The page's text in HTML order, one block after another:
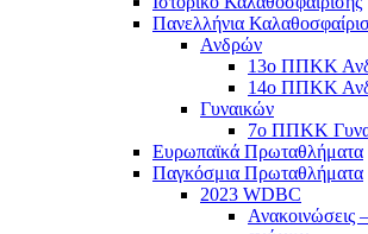
Πανελλήνια
Ανδρών
13ο ΠΠΚΚ
14ο ΠΠΚΚ
Γυναικών
7ο ΠΠΚΚ
Ευρωπαϊκά Πρωταθλήματα
Παγκόσμια Πρωταθλήματα
2023 WDBC
Ανακοινώσεις